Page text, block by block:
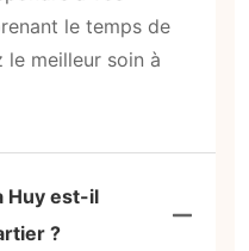
le temps de
le meilleur soin à
Huy est-il
?